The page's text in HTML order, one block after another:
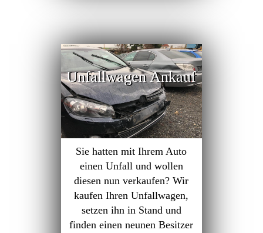
Unfallwagen Ankauf
Sie hatten mit Ihrem Auto
einen Unfall und wollen
diesen nun verkaufen? Wir
kaufen Ihren Unfallwagen,
setzen ihn in Stand und
finden einen neunen Besitzer